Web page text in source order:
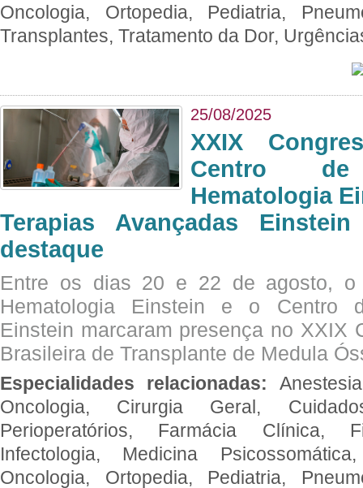
Oncologia, Ortopedia, Pediatria,
Transplantes, Tratamento da Dor,
25/08/2025
XXIX
Centro
Hematologia
Terapias Avançadas
destaque
Entre os dias 20 e 22 de agosto, o
Hematologia Einstein e o Centro
Einstein marcaram presença no XXIX
Brasileira de Transplante de Medula
Especialidades relacionadas:
Oncologia, Cirurgia Geral,
Perioperatórios, Farmácia Clínica,
Infectologia, Medicina
Oncologia, Ortopedia, Pediatria,